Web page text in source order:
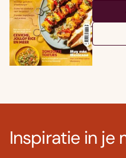
Inspiratie in je